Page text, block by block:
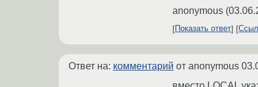
anonymous (
Показать ответ
Ответ на: комментарий от anonymous